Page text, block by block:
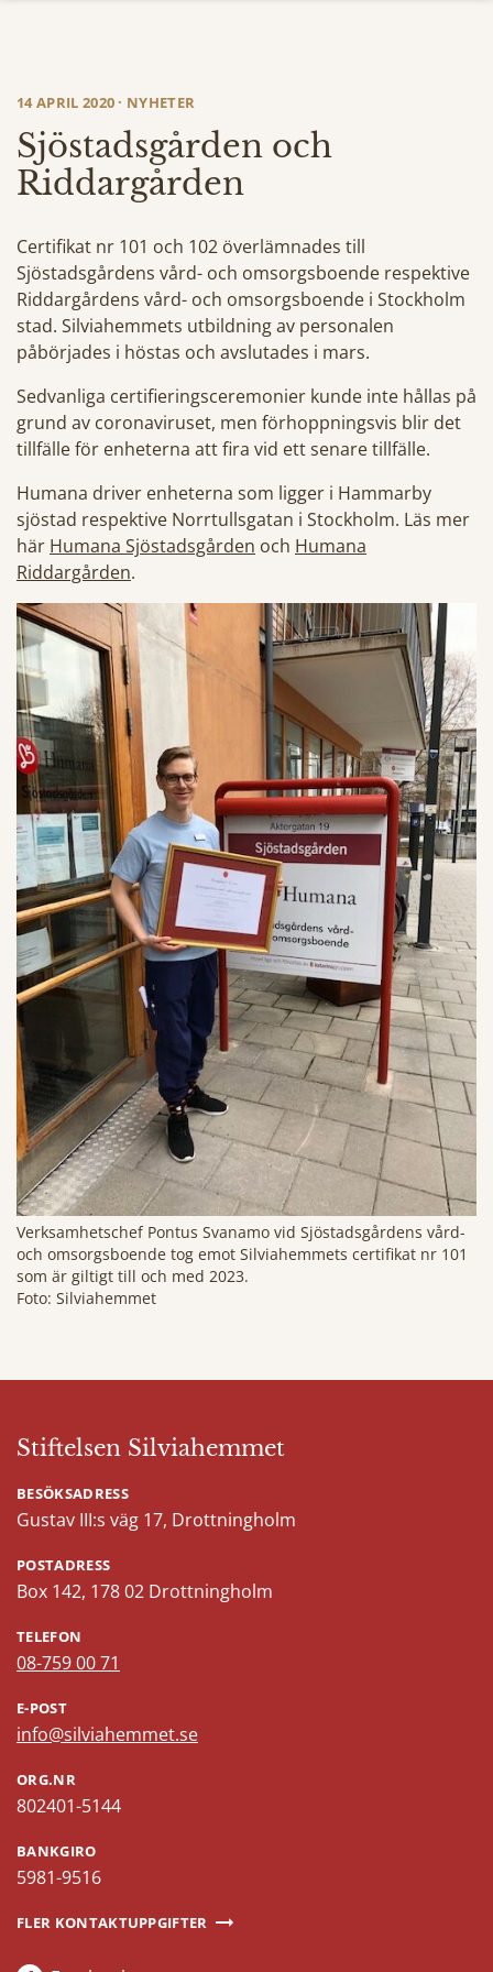
14 APRIL 2020 · NYHETER
Sjöstadsgården och
Riddargården
Certifikat nr 101 och 102 överlämnades till
Sjöstadsgårdens vård- och omsorgsboende respektive
Riddargårdens vård- och omsorgsboende i Stockholm
stad. Silviahemmets utbildning av personalen
påbörjades i höstas och avslutades i mars.
Sedvanliga certifieringsceremonier kunde inte hållas på
grund av coronaviruset, men förhoppningsvis blir det
tillfälle för enheterna att fira vid ett senare tillfälle.
Humana driver enheterna som ligger i Hammarby
sjöstad respektive Norrtullsgatan i Stockholm. Läs mer
här Humana Sjöstadsgården och Humana
Riddargården.
Verksamhetschef Pontus Svanamo vid Sjöstadsgårdens vård-
och omsorgsboende tog emot Silviahemmets certifikat nr 101
som är giltigt till och med 2023.
Foto: Silviahemmet
Stiftelsen Silviahemmet
BESÖKSADRESS
Gustav III:s väg 17, Drottningholm
POSTADRESS
Box 142, 178 02 Drottningholm
TELEFON
08-759 00 71
E-POST
info@silviahemmet.se
ORG.NR
802401-5144
BANKGIRO
5981-9516
FLER KONTAKTUPPGIFTER